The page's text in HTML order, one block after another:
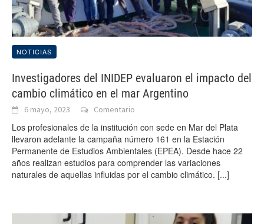
NOTICIAS
Investigadores del INIDEP evaluaron el impacto del
cambio climático en el mar Argentino
6 mayo, 2023 Comentario
Los profesionales de la institución con sede en Mar del Plata
llevaron adelante la campaña número 161 en la Estación
Permanente de Estudios Ambientales (EPEA). Desde hace 22
años realizan estudios para comprender las variaciones
naturales de aquellas influidas por el cambio climático. [...]